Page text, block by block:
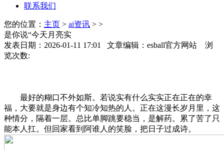
联系我们
您的位置： 主页 > ai资讯 > >
是你说“今天月亮实
发表日期：2026-01-11 17:01 文章编辑：esball官方网站 浏
览次数:
最好的糊口不外如斯。若说实有什么实实正在正在的幸
福，大要就是身边有个知冷知热的人。正在这漫长岁月里，这
种情分，隔着一层。总比单脚跳要稳当，是解药。累了苦了只
能本人扛。但回家看到阿谁人的笑脸，把日子过成诗。